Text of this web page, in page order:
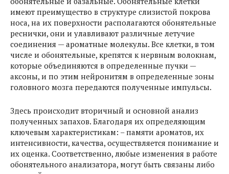
имеют преимущество в структуре слизистой покрова
носа, на их поверхности располагаются обонятельные
реснички, они и улавливают различные летучие
соединения — ароматные молекулы. Все клетки, в том
числе и обонятельные, крепятся к нервным волокнам,
которые объединяются в определенные пучки —
аксоны, и по этим нейронитям в определенные зоны
головного мозга передаются полученные импульсы.
Здесь происходит вторичный и основной анализ
полученных запахов. Благодаря их определяющим
ключевым характеристикам: – памяти ароматов, их
интенсивности, качества, осуществляется понимание и
их оценка. Соответственно, любые изменения в работе
обонятельного анализатора, могут быть связаны либо